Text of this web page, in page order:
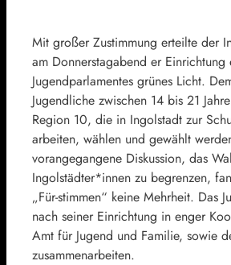
Mit großer Zustimmung erteilte der
am Donnerstagabend er Einrichtung
Jugendparlamentes grünes Licht.
Jugendliche zwischen 14 bis 21
Region 10, die in Ingolstadt zur
arbeiten, wählen und gewählt
vorangegangene Diskussion, das
Ingolstädter*innen zu begrenzen,
„Für-stimmen“ keine Mehrheit. Das
nach seiner Einrichtung in enger
Amt für Jugend und Familie, sowie
zusammenarbeiten.